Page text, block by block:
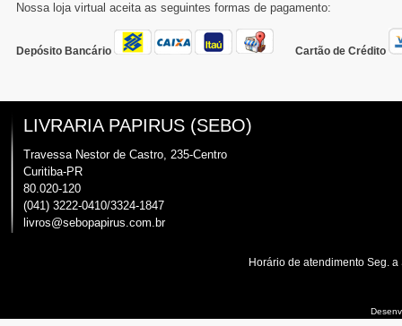
Nossa loja virtual aceita as seguintes formas de pagamento:
Depósito Bancário Cartão de Crédito
LIVRARIA PAPIRUS (SEBO)
Travessa Nestor de Castro, 235-Centro
Curitiba-PR
80.020-120
(041) 3222-0410/3324-1847
livros@sebopapirus.com.br
Horário de atendimento Seg.